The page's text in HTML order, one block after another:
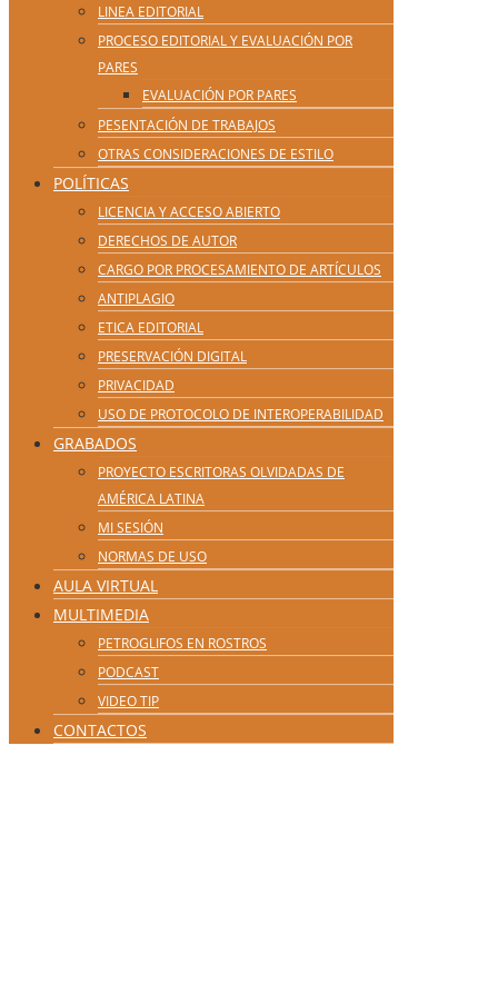
LINEA EDITORIAL
PROCESO EDITORIAL Y EVALUACIÓN POR
PARES
EVALUACIÓN POR PARES
PESENTACIÓN DE TRABAJOS
OTRAS CONSIDERACIONES DE ESTILO
POLÍTICAS
LICENCIA Y ACCESO ABIERTO
DERECHOS DE AUTOR
CARGO POR PROCESAMIENTO DE ARTÍCULOS
ANTIPLAGIO
ETICA EDITORIAL
PRESERVACIÓN DIGITAL
PRIVACIDAD
USO DE PROTOCOLO DE INTEROPERABILIDAD
GRABADOS
PROYECTO ESCRITORAS OLVIDADAS DE
AMÉRICA LATINA
MI SESIÓN
NORMAS DE USO
AULA VIRTUAL
MULTIMEDIA
PETROGLIFOS EN ROSTROS
PODCAST
VIDEO TIP
CONTACTOS